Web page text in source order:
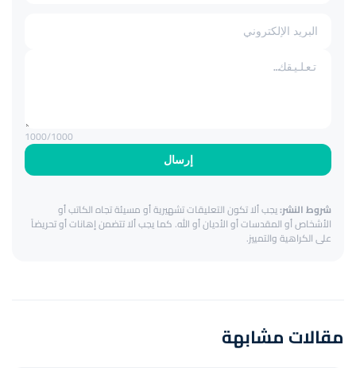
إرسال
1000/1000
شروط النشر:يجب ألا تكون التعليقات تشهيرية أو مسيئة تجاه الكاتب أو
الأشخاص أو المقدسات أو الأديان أو الله. كما يجب ألا تتضمن إهانات أو تحريضاً
على الكراهية والتمييز.
مقالات مشابهة